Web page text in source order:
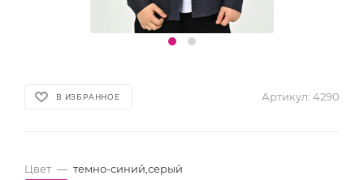
В ИЗБРАННОЕ Артикул: 4290
Цвет — темно-синий,серый